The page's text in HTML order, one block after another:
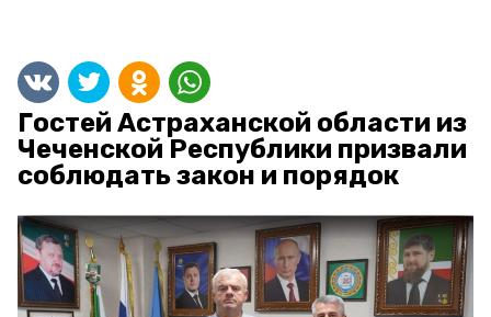
Гостей Астраханской области из
Чеченской Республики призвали
соблюдать закон и порядок